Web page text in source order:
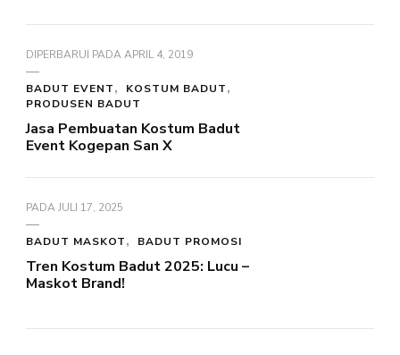
DIPERBARUI PADAAPRIL 4, 2019
BADUT EVENT
KOSTUM BADUT
PRODUSEN BADUT
Jasa Pembuatan Kostum Badut
Event Kogepan San X
PADAJULI 17, 2025
BADUT MASKOT BADUT PROMOSI
Tren Kostum Badut 2025: Lucu –
Maskot Brand!